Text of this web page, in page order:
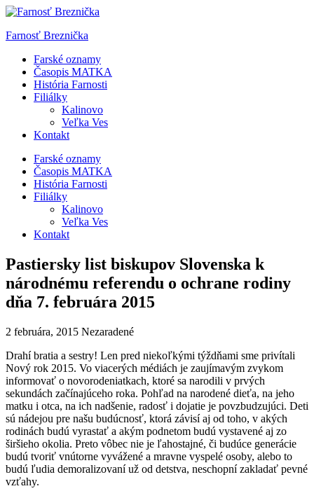
Skip
content
Farnosť Breznička
Farské oznamy
Časopis MATKA
História Farnosti
Filiálky
Kalinovo
Veľka Ves
Kontakt
Farské oznamy
Časopis MATKA
História Farnosti
Filiálky
Kalinovo
Veľka Ves
Kontakt
Pastiersky list biskupov Slovenska k
národnému referendu o ochrane rodiny
dňa 7. februára 2015
2 februára, 2015 Nezaradené
Drahí bratia a sestry! Len pred niekoľkými týždňami sme privítali
Nový rok 2015. Vo viacerých médiách je zaujímavým zvykom
informovať o novorodeniatkach, ktoré sa narodili v prvých
sekundách začínajúceho roka. Pohľad na narodené dieťa, na jeho
matku i otca, na ich nadšenie, radosť i dojatie je povzbudzujúci. Deti
sú nádejou pre našu budúcnosť, ktorá závisí aj od toho, v akých
rodinách budú vyrastať a akým podnetom budú vystavené aj zo
širšieho okolia. Preto vôbec nie je ľahostajné, či budúce generácie
budú tvoriť vnútorne vyvážené a mravne vyspelé osoby, alebo to
budú ľudia demoralizovaní už od detstva, neschopní zakladať pevné
vzťahy.